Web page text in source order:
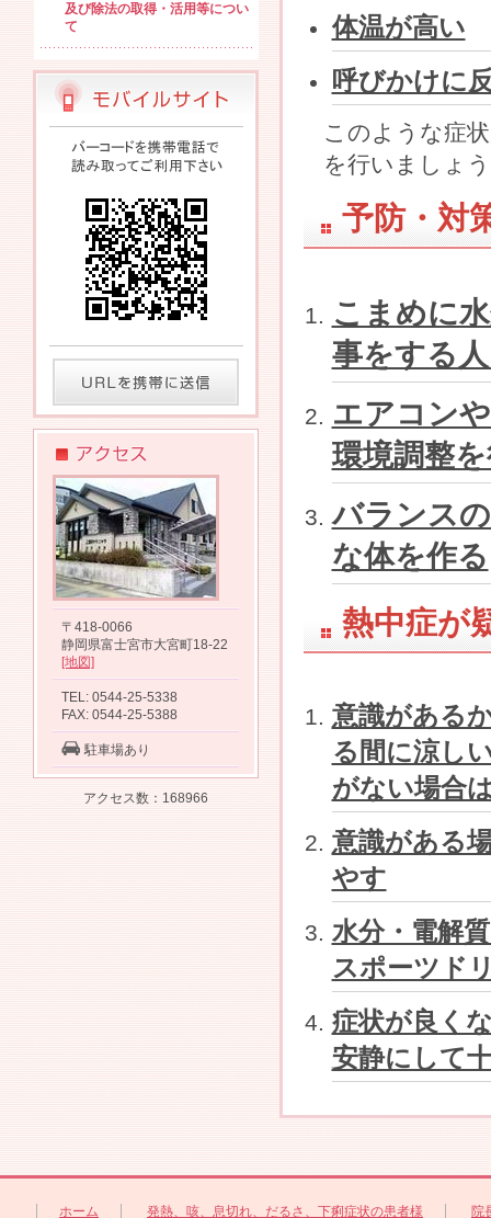
体温が高い
呼びかけに
このような症
を行いましょ
予防・対
こまめに
事をする
エアコン
環境調整
バランス
な体を作る
熱中症が
意識がある
る間に涼し
がない場合
意識がある
やす
水分・電解
スポーツド
症状が良く
安静にして
及び除法の取得・活用等につい
て
〒418-0066
静岡県富士宮市大宮町18-22
[地図]
TEL: 0544-25-5338
FAX: 0544-25-5388
駐車場あり
アクセス数：168966
ホーム 発熱、咳、息切れ、だるさ、下痢症状の患者様 院